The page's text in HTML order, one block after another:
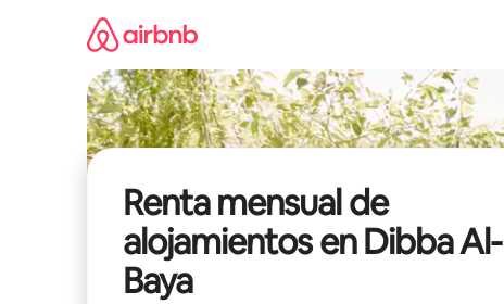
Renta mensual de
alojamientos en Dibba Al-
Baya